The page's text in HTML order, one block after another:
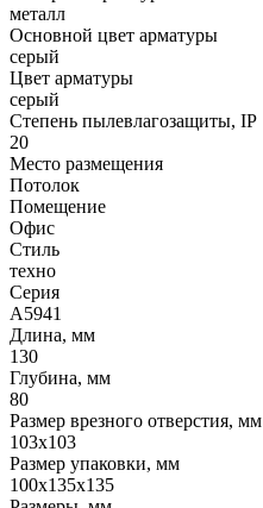
металл
Основной цвет арматуры
серый
Цвет арматуры
серый
Степень пылевлагозащиты, IP
20
Место размещения
Потолок
Помещение
Офис
Стиль
техно
Серия
A5941
Длина, мм
130
Глубина, мм
80
Размер врезного отверстия, мм
103x103
Размер упаковки, мм
100x135x135